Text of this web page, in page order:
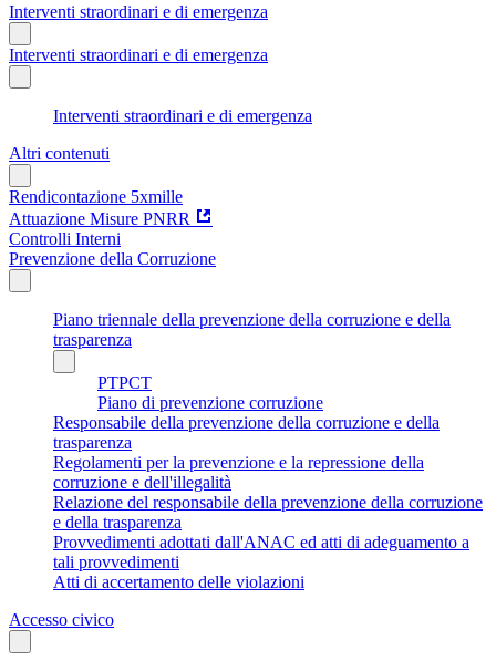
Interventi straordinari e di emergenza
Interventi straordinari e di emergenza
Interventi straordinari e di emergenza
Altri contenuti
Rendicontazione 5xmille
Attuazione Misure PNRR
Controlli Interni
Prevenzione della Corruzione
Piano triennale della prevenzione della corruzione e della
trasparenza
PTPCT
Piano di prevenzione corruzione
Responsabile della prevenzione della corruzione e della
trasparenza
Regolamenti per la prevenzione e la repressione della
corruzione e dell'illegalità
Relazione del responsabile della prevenzione della corruzione
e della trasparenza
Provvedimenti adottati dall'ANAC ed atti di adeguamento a
tali provvedimenti
Atti di accertamento delle violazioni
Accesso civico